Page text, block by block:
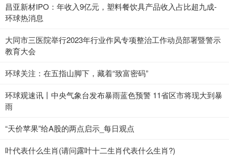
昌亚新材IPO：年收入9亿元，塑料餐饮具产品收入占比超九成-
环球热消息
大同市三医院举行2023年行业作风专项整治工作动员部署暨警示
教育大会
环球关注：在五指山脚下，藏着“致富密码”
环球观速讯丨中央气象台发布暴雨蓝色预警 11省区市将现大到暴
雨
“天价苹果”给A股的两点启示_每日观点
叶代表什么生肖(请问露叶十二生肖代表什么生肖?)